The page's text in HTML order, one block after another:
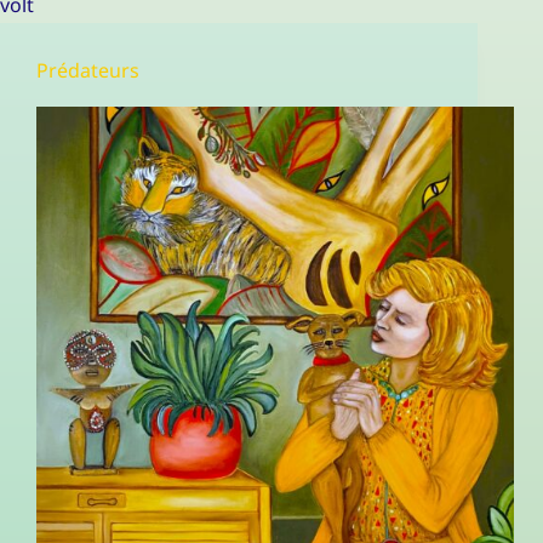
volt
Prédateurs